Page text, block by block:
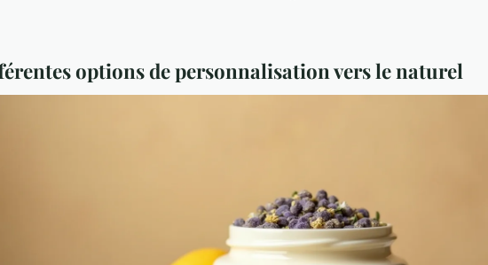
options de personnalisation vers le naturel